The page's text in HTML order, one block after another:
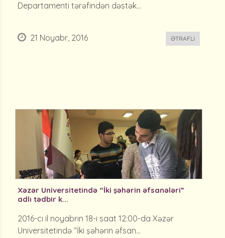
Departamenti tərəfindən dəstək...
21 Noyabr, 2016 ƏTRAFLI
Xəzər Universitetində “İki şəhərin əfsanələri”
adlı tədbir k...
2016-cı il noyabrın 18-i saat 12:00-da Xəzər
Universitetində “İki şəhərin əfsan...